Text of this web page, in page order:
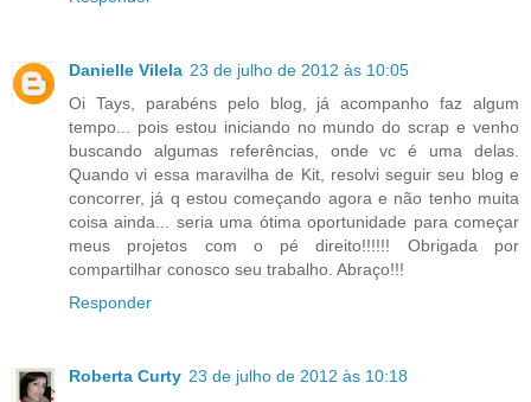
Danielle Vilela 23 de julho de 2012 às 10:05
Oi Tays, parabéns pelo blog, já acompanho faz algum
tempo... pois estou iniciando no mundo do scrap e venho
buscando algumas referências, onde vc é uma delas.
Quando vi essa maravilha de Kit, resolvi seguir seu blog e
concorrer, já q estou começando agora e não tenho muita
coisa ainda... seria uma ótima oportunidade para começar
meus projetos com o pé direito!!!!!! Obrigada por
compartilhar conosco seu trabalho. Abraço!!!
Responder
Roberta Curty 23 de julho de 2012 às 10:18